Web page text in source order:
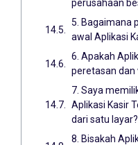
perusahaan
5. Bagaimana
awal Aplikasi
6. Apakah
peretasan dan
7. Saya
Aplikasi Kasir
dari satu layar?
8. Bisakah